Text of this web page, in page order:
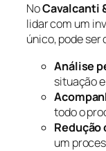
NoCavalcanti
lidar com um
único, pode ser
Análise
situação
todo o
Redução
um